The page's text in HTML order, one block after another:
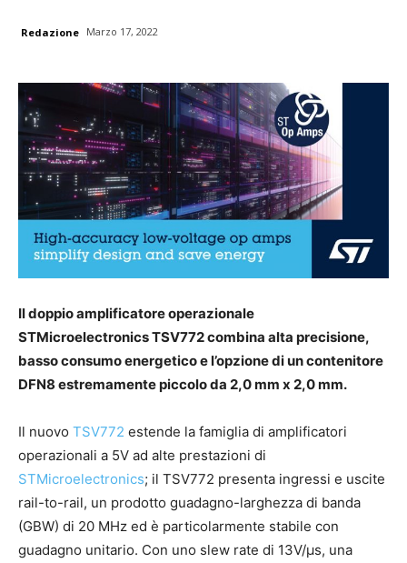
Redazione Marzo 17, 2022
Il doppio amplificatore operazionale
STMicroelectronics TSV772 combina alta precisione,
basso consumo energetico e l’opzione di un contenitore
DFN8 estremamente piccolo da 2,0 mm x 2,0 mm.
Il nuovo TSV772 estende la famiglia di amplificatori
operazionali a 5V ad alte prestazioni di
STMicroelectronics; il TSV772 presenta ingressi e uscite
rail-to-rail, un prodotto guadagno-larghezza di banda
(GBW) di 20 MHz ed è particolarmente stabile con
guadagno unitario. Con uno slew rate di 13V/µs, una